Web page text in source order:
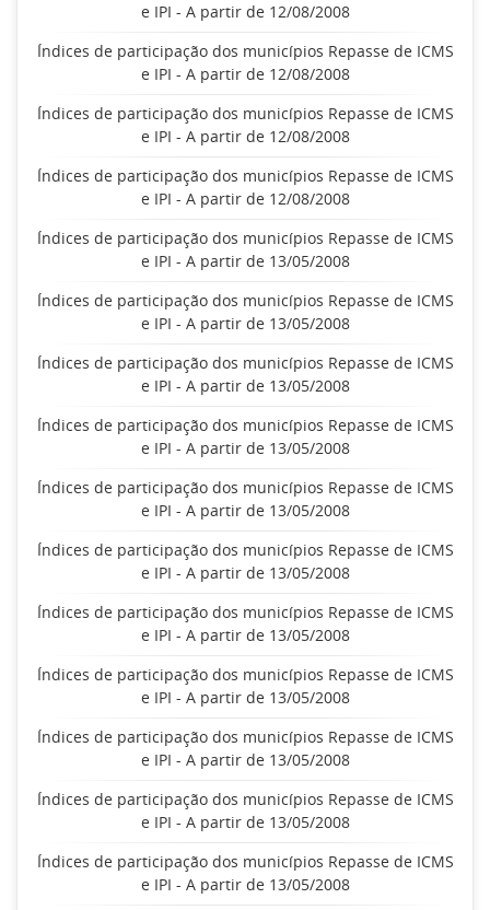
e IPI - A partir de 12/08/2008
Índices de participação dos municípios Repasse de ICMS
e IPI - A partir de 12/08/2008
Índices de participação dos municípios Repasse de ICMS
e IPI - A partir de 12/08/2008
Índices de participação dos municípios Repasse de ICMS
e IPI - A partir de 12/08/2008
Índices de participação dos municípios Repasse de ICMS
e IPI - A partir de 13/05/2008
Índices de participação dos municípios Repasse de ICMS
e IPI - A partir de 13/05/2008
Índices de participação dos municípios Repasse de ICMS
e IPI - A partir de 13/05/2008
Índices de participação dos municípios Repasse de ICMS
e IPI - A partir de 13/05/2008
Índices de participação dos municípios Repasse de ICMS
e IPI - A partir de 13/05/2008
Índices de participação dos municípios Repasse de ICMS
e IPI - A partir de 13/05/2008
Índices de participação dos municípios Repasse de ICMS
e IPI - A partir de 13/05/2008
Índices de participação dos municípios Repasse de ICMS
e IPI - A partir de 13/05/2008
Índices de participação dos municípios Repasse de ICMS
e IPI - A partir de 13/05/2008
Índices de participação dos municípios Repasse de ICMS
e IPI - A partir de 13/05/2008
Índices de participação dos municípios Repasse de ICMS
e IPI - A partir de 13/05/2008